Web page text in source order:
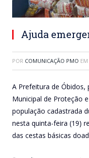
Ajuda
POR COMUNICAÇÃO PMO EM
A Prefeitura de
Municipal de Proteção
população cadastrada
nesta quinta-feira (19)
das cestas básicas